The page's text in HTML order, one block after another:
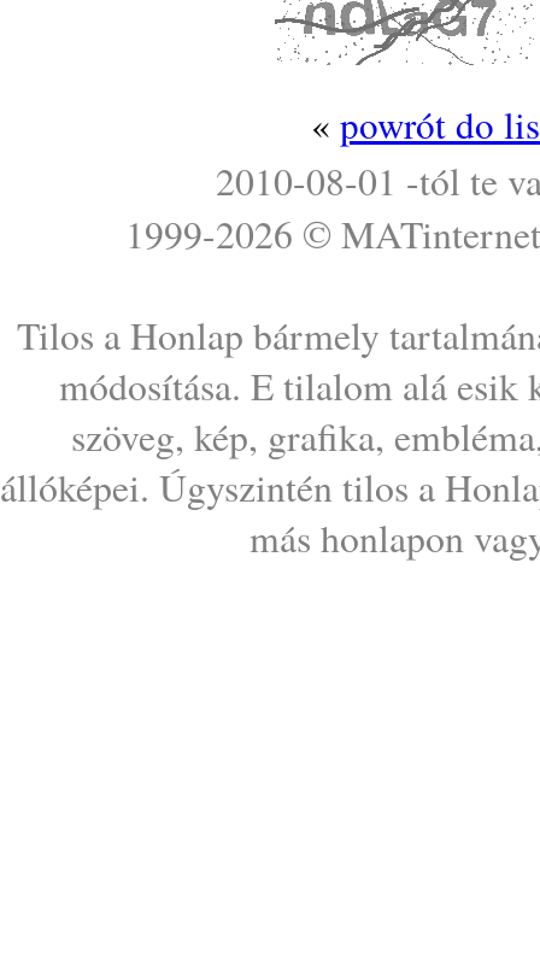
« powrót do
2010-08-01 -tól te
1999-2026 © MATinternet
Tilos a Honlap bármely
módosítása. E tilalom alá esik
szöveg, kép, grafika,
állóképei. Úgyszintén tilos a
más honlapon